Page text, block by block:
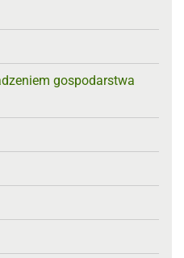
gospodarstwa